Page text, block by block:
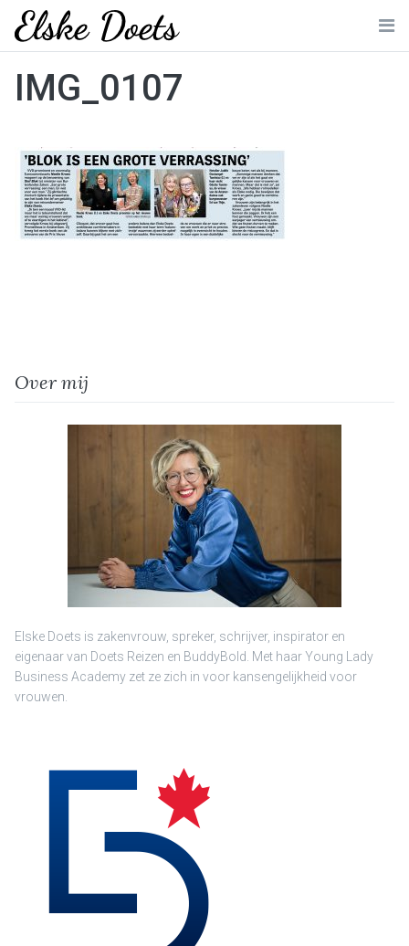
Skip
content
IMG_0107
Over mij
Elske Doets is zakenvrouw, spreker, schrijver, inspirator en
eigenaar van Doets Reizen en BuddyBold. Met haar Young Lady
Business Academy zet ze zich in voor kansengelijkheid voor
vrouwen.